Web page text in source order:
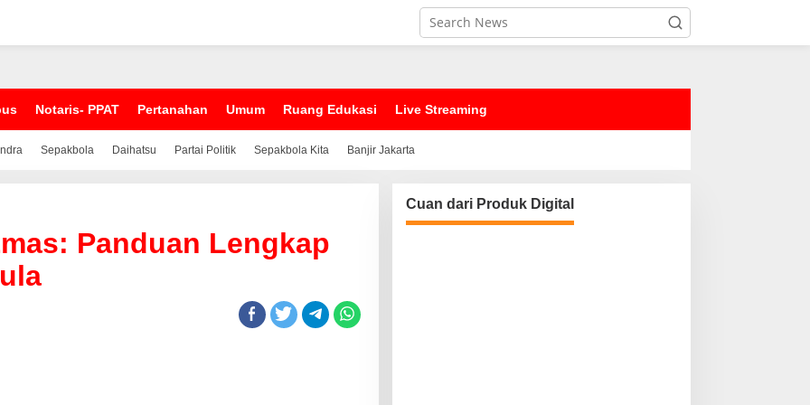
Notaris- PPAT Pertanahan Umum Ruang Edukasi Live Streaming
Sepakbola Daihatsu Partai Politik Sepakbola Kita Banjir Jakarta
Panduan Lengkap
Cuan dari Produk Digital